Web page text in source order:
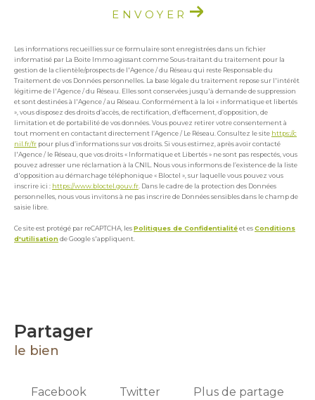
ENVOYER
Les informations recueillies sur ce formulaire sont enregistrées dans un fichier
informatisé par La Boite Immo agissant comme Sous-traitant du traitement pour la
gestion de la clientèle/prospects de l'Agence / du Réseau qui reste Responsable du
Traitement de vos Données personnelles. La base légale du traitement repose sur l'intérêt
légitime de l'Agence / du Réseau. Elles sont conservées jusqu'à demande de suppression
et sont destinées à l'Agence / au Réseau. Conformément à la loi « informatique et libertés
», vous disposez des droits d’accès, de rectification, d’effacement, d’opposition, de
limitation et de portabilité de vos données. Vous pouvez retirer votre consentement à
tout moment en contactant directement l’Agence / Le Réseau. Consultez le site https://c
nil.fr/fr pour plus d’informations sur vos droits. Si vous estimez, après avoir contacté
l'Agence / le Réseau, que vos droits « Informatique et Libertés » ne sont pas respectés, vous
pouvez adresser une réclamation à la CNIL. Nous vous informons de l’existence de la liste
d'opposition au démarchage téléphonique « Bloctel », sur laquelle vous pouvez vous
inscrire ici : https://www.bloctel.gouv.fr . Dans le cadre de la protection des Données
personnelles, nous vous invitons à ne pas inscrire de Données sensibles dans le champ de
saisie libre.
Ce site est protégé par reCAPTCHA, lesPolitiques de Confidentialitéet esConditions
d'utilisationde Google s'appliquent.
partager
le bien
Facebook Twitter Plus de partage